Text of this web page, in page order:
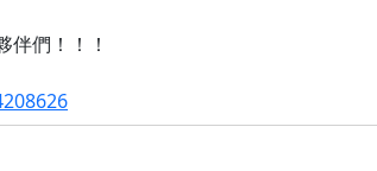
們！！！